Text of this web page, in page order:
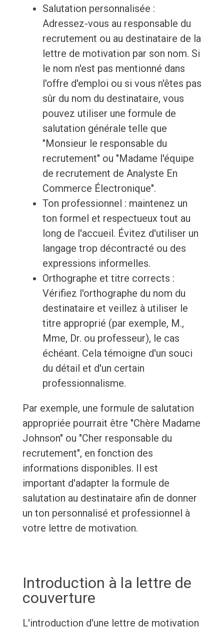
Salutation personnalisée :
Adressez-vous au responsable du
recrutement ou au destinataire de la
lettre de motivation par son nom. Si
le nom n'est pas mentionné dans
l'offre d'emploi ou si vous n'êtes pas
sûr du nom du destinataire, vous
pouvez utiliser une formule de
salutation générale telle que
"Monsieur le responsable du
recrutement" ou "Madame l'équipe
de recrutement de Analyste En
Commerce Électronique".
Ton professionnel : maintenez un
ton formel et respectueux tout au
long de l'accueil. Évitez d'utiliser un
langage trop décontracté ou des
expressions informelles.
Orthographe et titre corrects :
Vérifiez l'orthographe du nom du
destinataire et veillez à utiliser le
titre approprié (par exemple, M.,
Mme, Dr. ou professeur), le cas
échéant. Cela témoigne d'un souci
du détail et d'un certain
professionnalisme.
Par exemple, une formule de salutation
appropriée pourrait être "Chère Madame
Johnson" ou "Cher responsable du
recrutement", en fonction des
informations disponibles. Il est
important d'adapter la formule de
salutation au destinataire afin de donner
un ton personnalisé et professionnel à
votre lettre de motivation.
Introduction à la lettre de
couverture
L'introduction d'une lettre de motivation